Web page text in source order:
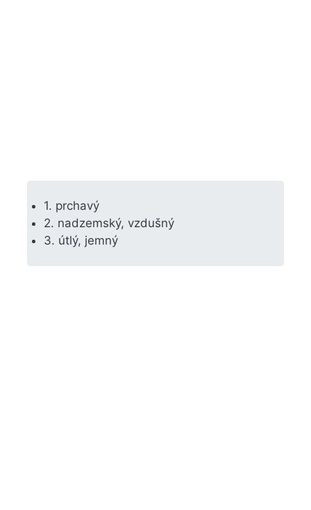
1. prchavý
2. nadzemský, vzdušný
3. útlý, jemný